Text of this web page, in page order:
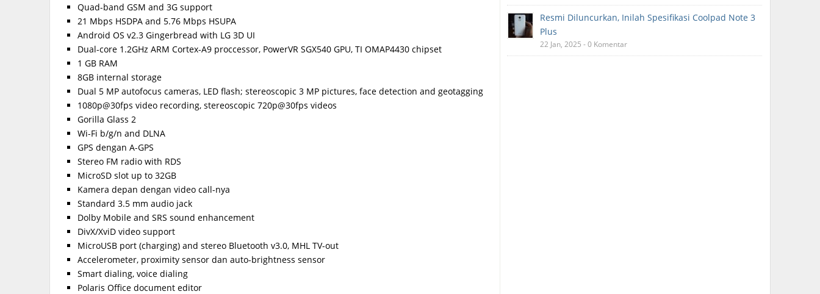
Quad-band GSM and 3G support
21 Mbps HSDPA and 5.76 Mbps HSUPA
Android OS v2.3 Gingerbread with LG 3D UI
Dual-core 1.2GHz ARM Cortex-A9 proccessor, PowerVR SGX540 GPU, TI OMAP4430 chipset
1 GB RAM
8GB internal storage
Dual 5 MP autofocus cameras, LED flash; stereoscopic 3 MP pictures, face detection and geotagging
1080p@30fps video recording, stereoscopic 720p@30fps videos
Gorilla Glass 2
Wi-Fi b/g/n and DLNA
GPS dengan A-GPS
Stereo FM radio with RDS
MicroSD slot up to 32GB
Kamera depan dengan video call-nya
Standard 3.5 mm audio jack
Dolby Mobile and SRS sound enhancement
DivX/XviD video support
MicroUSB port (charging) and stereo Bluetooth v3.0, MHL TV-out
Accelerometer, proximity sensor dan auto-brightness sensor
Smart dialing, voice dialing
Polaris Office document editor
Resmi Diluncurkan, Inilah Spesifikasi Coolpad Note 3
Plus
22 Jan, 2025 - 0 Komentar